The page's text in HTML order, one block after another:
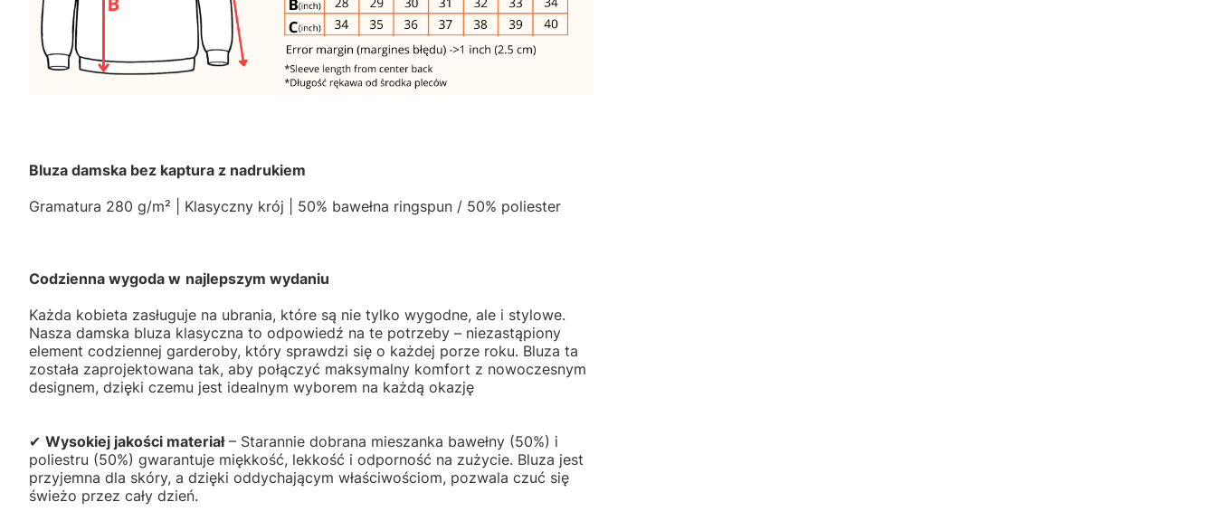
Bluza damska bez kaptura z nadrukiem
Gramatura 280 g/m² | Klasyczny krój | 50% bawełna ringspun / 50% poliester
Codzienna wygoda w najlepszym wydaniu
Każda kobieta zasługuje na ubrania, które są nie tylko wygodne, ale i stylowe.
Nasza damska bluza klasyczna to odpowiedź na te potrzeby – niezastąpiony
element codziennej garderoby, który sprawdzi się o każdej porze roku. Bluza ta
została zaprojektowana tak, aby połączyć maksymalny komfort z nowoczesnym
designem, dzięki czemu jest idealnym wyborem na każdą okazję
✔ Wysokiej jakości materiał– Starannie dobrana mieszanka bawełny (50%) i
poliestru (50%) gwarantuje miękkość, lekkość i odporność na zużycie. Bluza jest
przyjemna dla skóry, a dzięki oddychającym właściwościom, pozwala czuć się
świeżo przez cały dzień.